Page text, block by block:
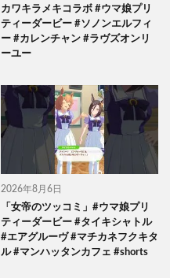
カワキラメキコラボ #ウマ娘プリ
ティーダービー #ソノンエルフィ
ー #カレンチャン #ラヴズオンリ
ーユー
2026年8月6日
「女帝のツッコミ」#ウマ娘プリ
ティーダービー #タイキシャトル
#エアグルーヴ #マチカネフクキタ
ル #マンハッタンカフェ #shorts